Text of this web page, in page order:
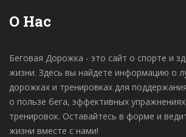
О Нас
Беговая Дорожка - это сайт о спорте и
жизни. Здесь вы найдете информацию о
дорожках и тренировках для
о пользе бега, эффективных
тренировок. Оставайтесь в форме и
жизни вместе с нами!